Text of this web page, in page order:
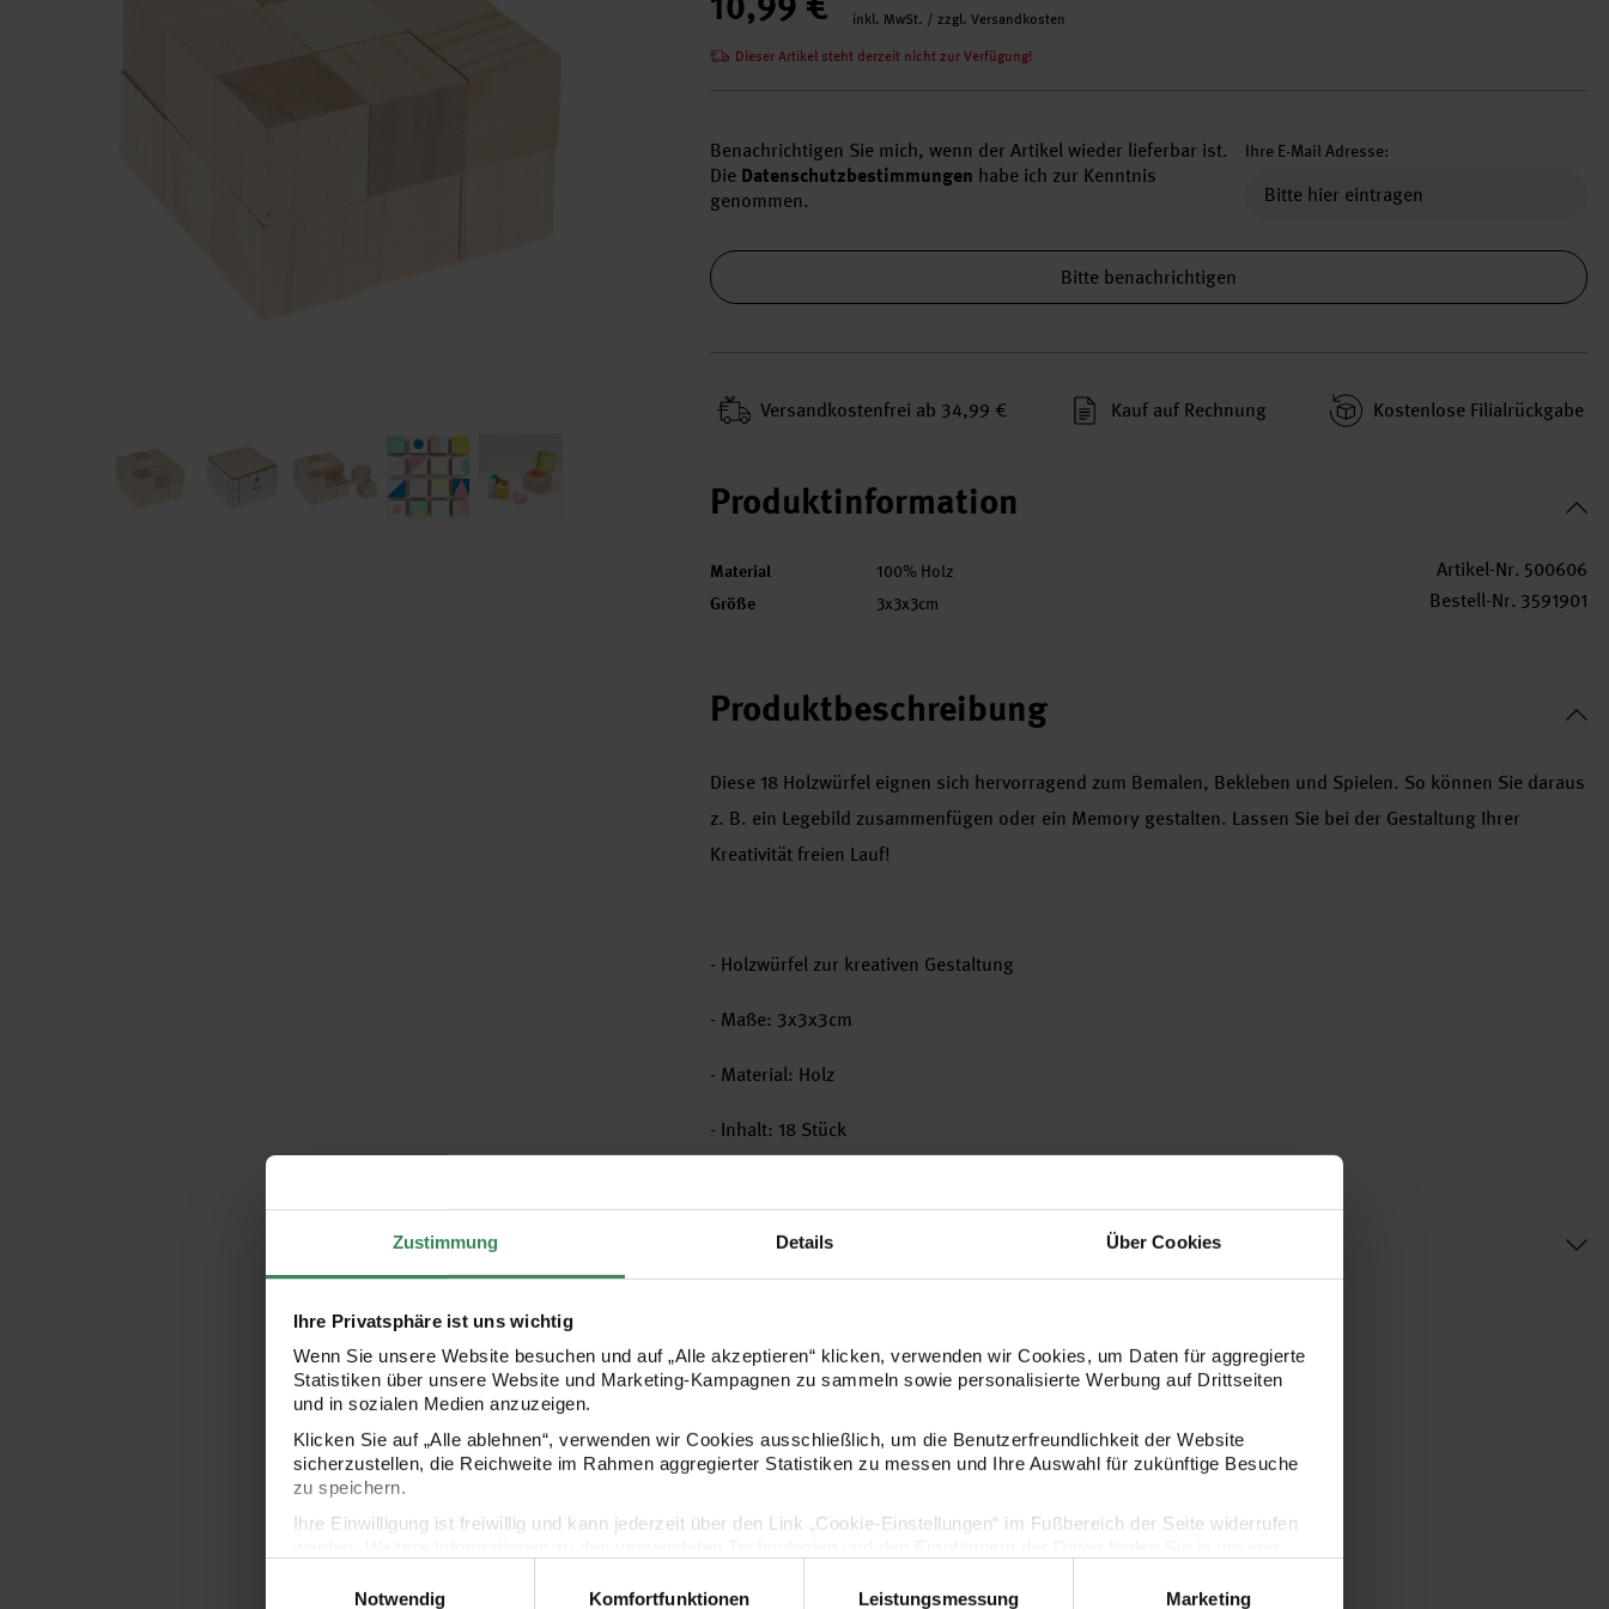
Zustimmung Details Über Cookies
Ihre Privatsphäre ist uns wichtig
Wenn Sie unsere Website besuchen und auf „Alle akzeptieren“ klicken, verwenden wir Cookies, um Daten für aggregierte
Statistiken über unsere Website und Marketing-Kampagnen zu sammeln sowie personalisierte Werbung auf Drittseiten
und in sozialen Medien anzuzeigen.
Klicken Sie auf „Alle ablehnen“, verwenden wir Cookies ausschließlich, um die Benutzerfreundlichkeit der Website
sicherzustellen, die Reichweite im Rahmen aggregierter Statistiken zu messen und Ihre Auswahl für zukünftige Besuche
zu speichern.
Ihre Einwilligung ist freiwillig und kann jederzeit über den Link „Cookie-Einstellungen“ im Fußbereich der Seite widerrufen
Notwendig
Komfortfunktionen Leistungsmessung Marketing
inkl. MwSt. / zzgl. Versandkosten
Dieser Artikel steht derzeit nicht zur Verfügung!
Benachrichtigen Sie mich, wenn der Artikel wieder lieferbar ist.
Die Datenschutzbestimmungen habe ich zur Kenntnis
genommen.
Ihre E-Mail Adresse:
Bitte benachrichtigen
Versand­kosten­frei ab 34,99 € Kauf auf Rechnung Kosten­lose Filial­rückgabe
Produktinformation
Material 100% Holz
Größe 3x3x3cm
Artikel-Nr. 500606
Bestell-Nr. 3591901
Produktbeschreibung
Diese 18 Holzwürfel eignen sich hervorragend zum Bemalen, Bekleben und Spielen. So können Sie daraus
z. B. ein Legebild zusammenfügen oder ein Memory gestalten. Lassen Sie bei der Gestaltung Ihrer
Kreativität freien Lauf!
- Holzwürfel zur kreativen Gestaltung
- Maße: 3x3x3cm
- Material: Holz
- Inhalt: 18 Stück
Hersteller
Kaufempfehlung